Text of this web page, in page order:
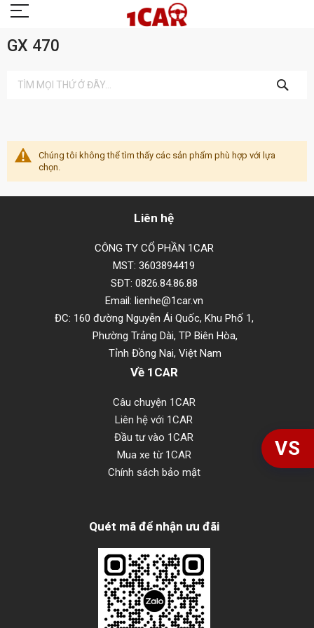
GX 470
KIẾM
Chúng tôi không thể tìm thấy các sản phẩm phù hợp với lựa
chọn.
Liên hệ
CÔNG TY CỔ PHẦN 1CAR
MST: 3603894419
SĐT: 0826.84.86.88
Email: lienhe@1car.vn
ĐC: 160 đường Nguyễn Ái Quốc, Khu Phố 1,
Phường Trảng Dài, TP Biên Hòa,
Tỉnh Đồng Nai, Việt Nam
Về 1CAR
Câu chuyện 1CAR
Liên hệ với 1CAR
Đầu tư vào 1CAR
Mua xe từ 1CAR
Chính sách bảo mật
Quét mã để nhận ưu đãi
VS